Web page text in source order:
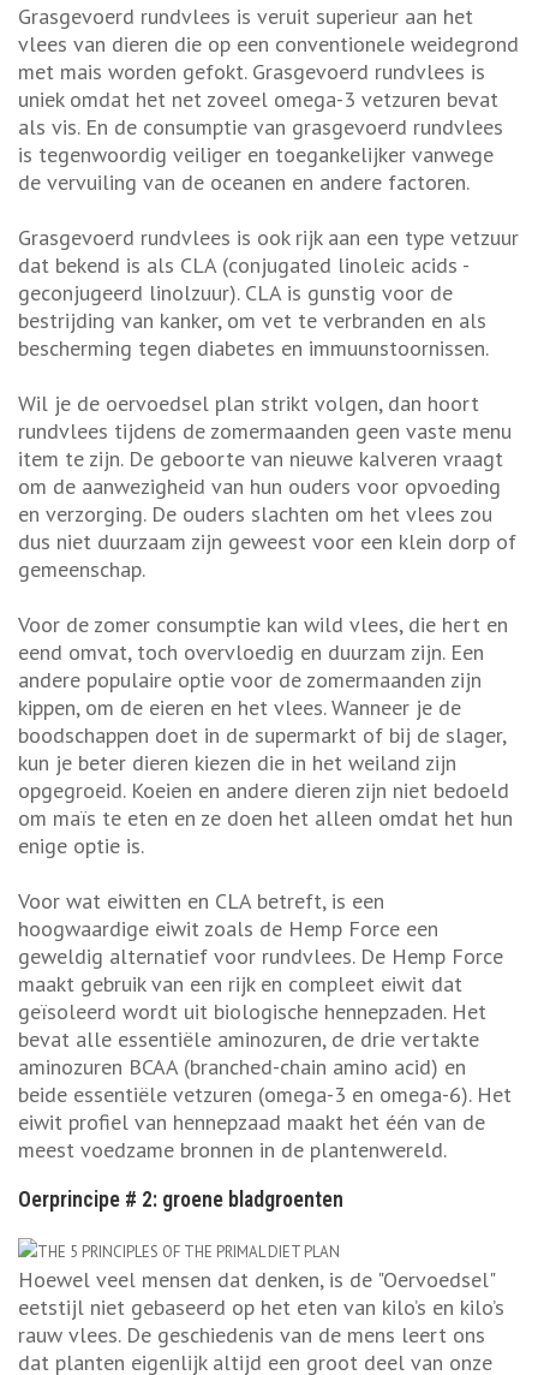
Grasgevoerd rundvlees is veruit superieur aan het
vlees van dieren die op een conventionele weidegrond
met mais worden gefokt. Grasgevoerd rundvlees is
uniek omdat het net zoveel omega-3 vetzuren bevat
als vis. En de consumptie van grasgevoerd rundvlees
is tegenwoordig veiliger en toegankelijker vanwege
de vervuiling van de oceanen en andere factoren.
Grasgevoerd rundvlees is ook rijk aan een type vetzuur
dat bekend is als CLA (conjugated linoleic acids -
geconjugeerd linolzuur). CLA is gunstig voor de
bestrijding van kanker, om vet te verbranden en als
bescherming tegen diabetes en immuunstoornissen.
Wil je de oervoedsel plan strikt volgen, dan hoort
rundvlees tijdens de zomermaanden geen vaste menu
item te zijn. De geboorte van nieuwe kalveren vraagt
om de aanwezigheid van hun ouders voor opvoeding
en verzorging. De ouders slachten om het vlees zou
dus niet duurzaam zijn geweest voor een klein dorp of
gemeenschap.
Voor de zomer consumptie kan wild vlees, die hert en
eend omvat, toch overvloedig en duurzam zijn. Een
andere populaire optie voor de zomermaanden zijn
kippen, om de eieren en het vlees. Wanneer je de
boodschappen doet in de supermarkt of bij de slager,
kun je beter dieren kiezen die in het weiland zijn
opgegroeid. Koeien en andere dieren zijn niet bedoeld
om maïs te eten en ze doen het alleen omdat het hun
enige optie is.
Voor wat eiwitten en CLA betreft, is een
hoogwaardige eiwit zoals de Hemp Force een
geweldig alternatief voor rundvlees. De Hemp Force
maakt gebruik van een rijk en compleet eiwit dat
geïsoleerd wordt uit biologische hennepzaden. Het
bevat alle essentiële aminozuren, de drie vertakte
aminozuren BCAA (branched-chain amino acid) en
beide essentiële vetzuren (omega-3 en omega-6). Het
eiwit profiel van hennepzaad maakt het één van de
meest voedzame bronnen in de plantenwereld.
Oerprincipe # 2: groene bladgroenten
Hoewel veel mensen dat denken, is de "Oervoedsel"
eetstijl niet gebaseerd op het eten van kilo’s en kilo’s
rauw vlees. De geschiedenis van de mens leert ons
dat planten eigenlijk altijd een groot deel van onze